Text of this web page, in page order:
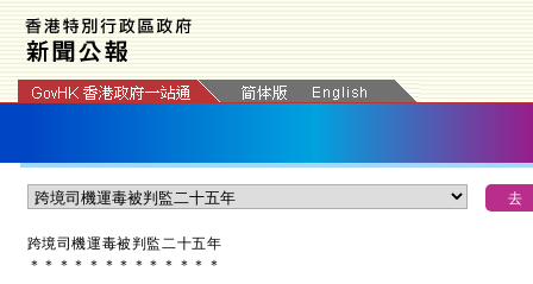
跨境司機運毒被判監二十五年
＊ ＊ ＊ ＊ ＊ ＊ ＊ ＊ ＊ ＊ ＊ ＊ ＊